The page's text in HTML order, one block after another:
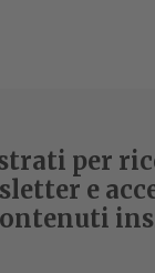
per
e